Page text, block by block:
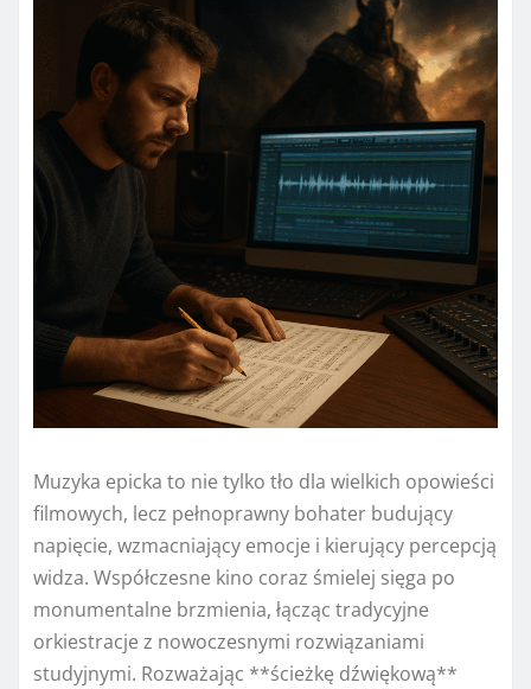
Muzyka epicka to nie tylko tło dla wielkich opowieści
filmowych, lecz pełnoprawny bohater budujący
napięcie, wzmacniający emocje i kierujący percepcją
widza. Współczesne kino coraz śmielej sięga po
monumentalne brzmienia, łącząc tradycyjne
orkiestracje z nowoczesnymi rozwiązaniami
studyjnymi. Rozważając **ścieżkę dźwiękową**